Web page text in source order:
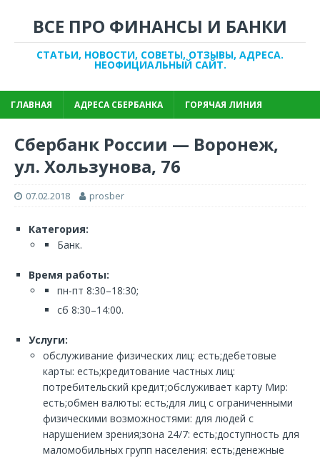
ВСЕ ПРО ФИНАНСЫ И БАНКИ
СТАТЬИ, НОВОСТИ, СОВЕТЫ, ОТЗЫВЫ, АДРЕСА.
НЕОФИЦИАЛЬНЫЙ САЙТ.
ГЛАВНАЯ АДРЕСА СБЕРБАНКА ГОРЯЧАЯ ЛИНИЯ
Сбербанк России — Воронеж,
ул. Хользунова, 76
07.02.2018 prosber
Категория:
Банк.
Время работы:
пн-пт 8:30–18:30;
сб 8:30–14:00.
Услуги:
обслуживание физических лиц: есть;дебетовые
карты: есть;кредитование частных лиц:
потребительский кредит;обслуживает карту Мир:
есть;обмен валюты: есть;для лиц с ограниченными
физическими возможностями: для людей с
нарушением зрения;зона 24/7: есть;доступность для
маломобильных групп населения: есть;денежные